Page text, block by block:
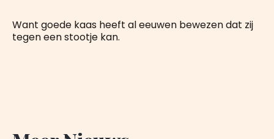
Want goede kaas heeft al eeuwen bewezen dat zij
tegen een stootje kan.